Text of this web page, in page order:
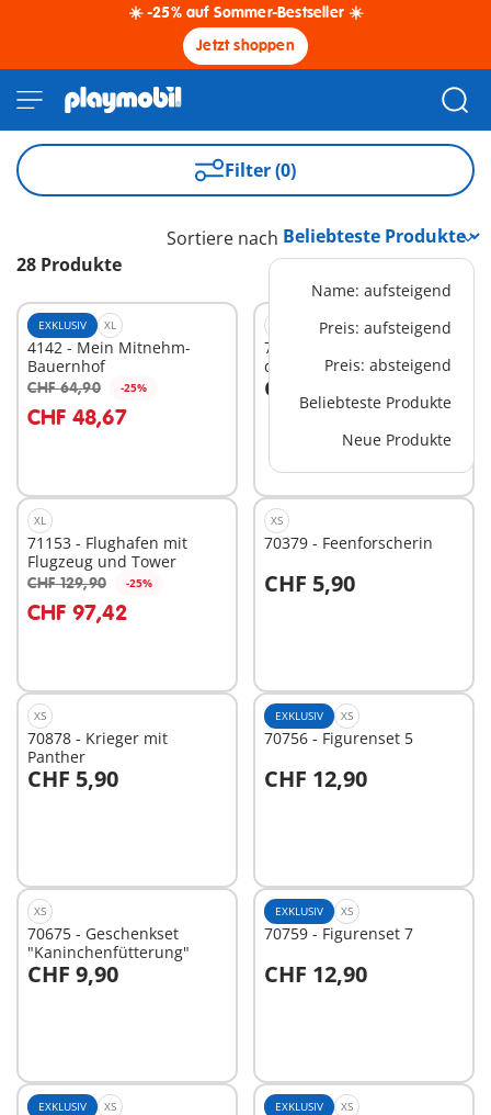
☀️ -25% auf Sommer-Bestseller ☀️
Jetzt shoppen
Filter (0)
28 Produkte
Sortiere nach
Name: aufsteigend
Preis: aufsteigend
Preis: absteigend
Beliebteste Produkte
Neue Produkte
EXKLUSIV XL
4142 - Mein Mitnehm-
Bauernhof
CHF 64,90 -25%
CHF 48,67
In den Warenkorb
70568 - Polizei: Flucht aus
dem Gefängnis
CHF 54,90
In den Warenkorb
XL
71153 - Flughafen mit
Flugzeug und Tower
CHF 129,90 -25%
CHF 97,42
In den Warenkorb
XS
70379 - Feenforscherin
CHF 5,90
In den Warenkorb
XS
70878 - Krieger mit
Panther
CHF 5,90
In den Warenkorb
EXKLUSIV XS
70756 - Figurenset 5
CHF 12,90
In den Warenkorb
XS
70675 - Geschenkset
"Kaninchenfütterung"
CHF 9,90
In den Warenkorb
EXKLUSIV XS
70759 - Figurenset 7
CHF 12,90
In den Warenkorb
EXKLUSIV XS EXKLUSIV XS